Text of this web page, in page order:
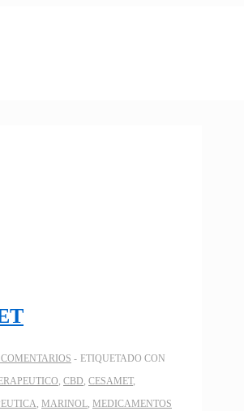
ETIQUETADO CON
, CBD, CESAMET,
, MARINOL, MEDICAMENTOS